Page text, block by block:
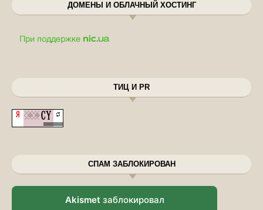
ДОМЕНЫ И ОБЛАЧНЫЙ ХОСТИНГ
ТИЦ И PR
СПАМ ЗАБЛОКИРОВАН
Akismet заблокировал